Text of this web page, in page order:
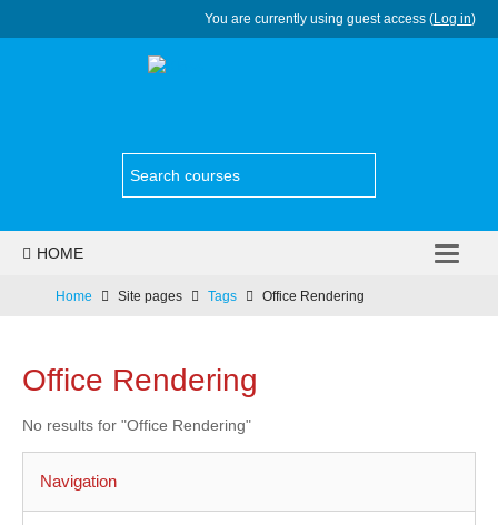
You are currently using guest access (Log in)
HOME
НОВОСТИ
УСЛУГИ
КОНТАКТЫ
ENGLISH ‎(EN)‎
Home Site pages Tags Office Rendering
Office Rendering
No results for "Office Rendering"
Navigation